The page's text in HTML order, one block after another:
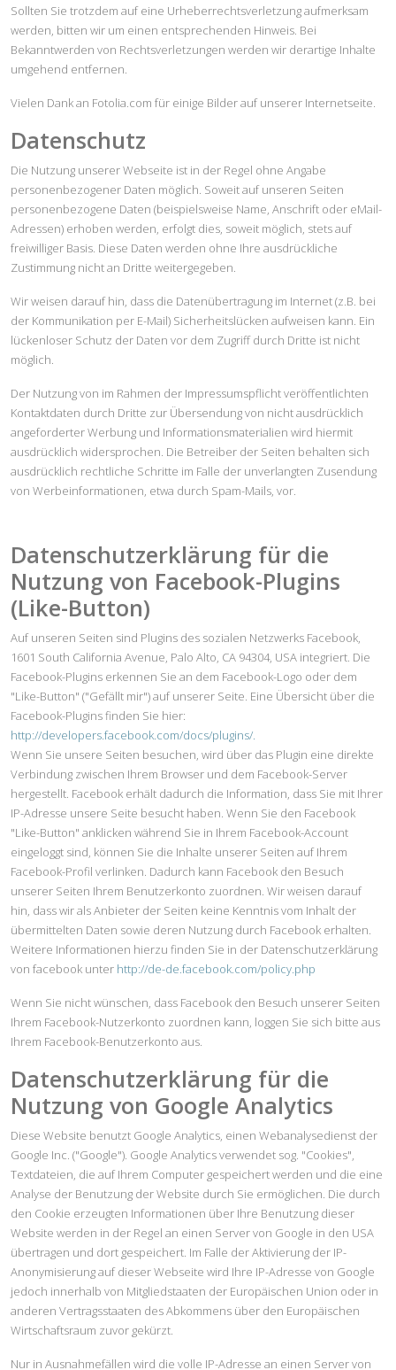
Sollten Sie trotzdem auf eine Urheberrechtsverletzung aufmerksam
werden, bitten wir um einen entsprechenden Hinweis. Bei
Bekanntwerden von Rechtsverletzungen werden wir derartige Inhalte
umgehend entfernen.
Vielen Dank an Fotolia.com für einige Bilder auf unserer Internetseite.
Datenschutz
Die Nutzung unserer Webseite ist in der Regel ohne Angabe
personenbezogener Daten möglich. Soweit auf unseren Seiten
personenbezogene Daten (beispielsweise Name, Anschrift oder eMail-
Adressen) erhoben werden, erfolgt dies, soweit möglich, stets auf
freiwilliger Basis. Diese Daten werden ohne Ihre ausdrückliche
Zustimmung nicht an Dritte weitergegeben.
Wir weisen darauf hin, dass die Datenübertragung im Internet (z.B. bei
der Kommunikation per E-Mail) Sicherheitslücken aufweisen kann. Ein
lückenloser Schutz der Daten vor dem Zugriff durch Dritte ist nicht
möglich.
Der Nutzung von im Rahmen der Impressumspflicht veröffentlichten
Kontaktdaten durch Dritte zur Übersendung von nicht ausdrücklich
angeforderter Werbung und Informationsmaterialien wird hiermit
ausdrücklich widersprochen. Die Betreiber der Seiten behalten sich
ausdrücklich rechtliche Schritte im Falle der unverlangten Zusendung
von Werbeinformationen, etwa durch Spam-Mails, vor.
Datenschutzerklärung für die
Nutzung von Facebook-Plugins
(Like-Button)
Auf unseren Seiten sind Plugins des sozialen Netzwerks Facebook,
1601 South California Avenue, Palo Alto, CA 94304, USA integriert. Die
Facebook-Plugins erkennen Sie an dem Facebook-Logo oder dem
"Like-Button" ("Gefällt mir") auf unserer Seite. Eine Übersicht über die
Facebook-Plugins finden Sie hier:
http://developers.facebook.com/docs/plugins/.
Wenn Sie unsere Seiten besuchen, wird über das Plugin eine direkte
Verbindung zwischen Ihrem Browser und dem Facebook-Server
hergestellt. Facebook erhält dadurch die Information, dass Sie mit Ihrer
IP-Adresse unsere Seite besucht haben. Wenn Sie den Facebook
"Like-Button" anklicken während Sie in Ihrem Facebook-Account
eingeloggt sind, können Sie die Inhalte unserer Seiten auf Ihrem
Facebook-Profil verlinken. Dadurch kann Facebook den Besuch
unserer Seiten Ihrem Benutzerkonto zuordnen. Wir weisen darauf
hin, dass wir als Anbieter der Seiten keine Kenntnis vom Inhalt der
übermittelten Daten sowie deren Nutzung durch Facebook erhalten.
Weitere Informationen hierzu finden Sie in der Datenschutzerklärung
von facebook unter http://de-de.facebook.com/policy.php
Wenn Sie nicht wünschen, dass Facebook den Besuch unserer Seiten
Ihrem Facebook-Nutzerkonto zuordnen kann, loggen Sie sich bitte aus
Ihrem Facebook-Benutzerkonto aus.
Datenschutzerklärung für die
Nutzung von Google Analytics
Diese Website benutzt Google Analytics, einen Webanalysedienst der
Google Inc. ("Google"). Google Analytics verwendet sog. "Cookies",
Textdateien, die auf Ihrem Computer gespeichert werden und die eine
Analyse der Benutzung der Website durch Sie ermöglichen. Die durch
den Cookie erzeugten Informationen über Ihre Benutzung dieser
Website werden in der Regel an einen Server von Google in den USA
übertragen und dort gespeichert. Im Falle der Aktivierung der IP-
Anonymisierung auf dieser Webseite wird Ihre IP-Adresse von Google
jedoch innerhalb von Mitgliedstaaten der Europäischen Union oder in
anderen Vertragsstaaten des Abkommens über den Europäischen
Wirtschaftsraum zuvor gekürzt.
Nur in Ausnahmefällen wird die volle IP-Adresse an einen Server von